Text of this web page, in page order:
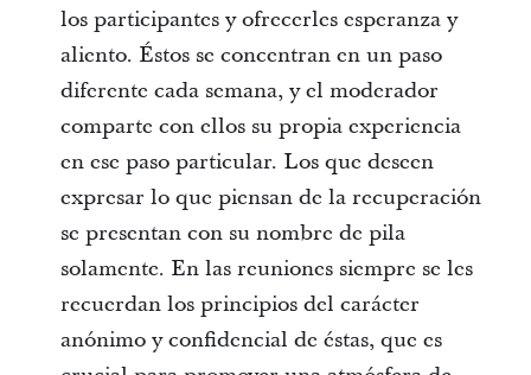
los participantes y ofrecerles esperanza y
aliento. Éstos se concentran en un paso
diferente cada semana, y el moderador
comparte con ellos su propia experiencia
en ese paso particular. Los que deseen
expresar lo que piensan de la recuperación
se presentan con su nombre de pila
solamente. En las reuniones siempre se les
recuerdan los principios del carácter
anónimo y confidencial de éstas, que es